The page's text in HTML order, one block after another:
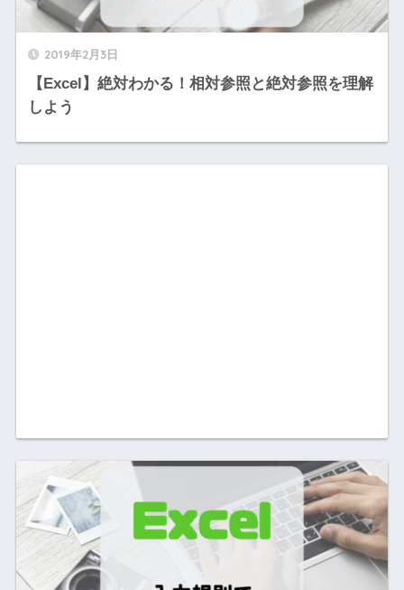
2019年2月3日
【Excel】絶対わかる！相対参照と絶対参照を理解
しよう